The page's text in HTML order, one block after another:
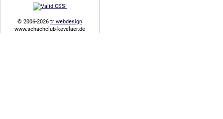
© 2006-2026 tr webdesign
www.schachclub-kevelaer.de